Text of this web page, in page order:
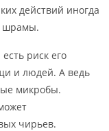
действий иногда
шрамы.
риск его
и людей. А ведь
микробы.
чирьев.